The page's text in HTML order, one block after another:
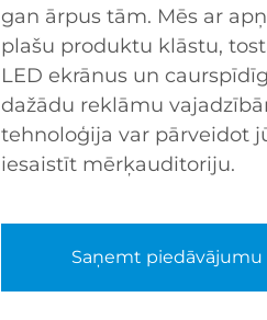
gan ārpus tām. Mēs ar
plašu produktu klāstu,
LED ekrānus un
dažādu reklāmu
tehnoloģija var pārveidot
iesaistīt mērķauditoriju.
Saņemt piedāvājumu